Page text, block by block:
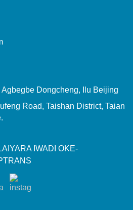
Dongcheng, Ilu Beijing
Road, Taishan District, Taian
IWADI OKE-